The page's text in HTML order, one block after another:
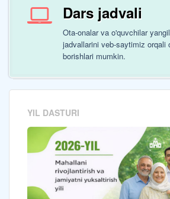
Dars jadvali
Ota-onalar va o'quvchilar
jadvallarini veb-saytimiz orqali
borishlari mumkin.
YIL DASTURI